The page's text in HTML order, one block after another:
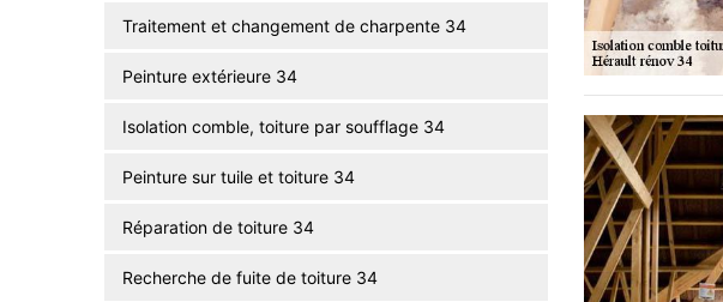
Traitement et changement de charpente 34
Peinture extérieure 34
Isolation comble, toiture par soufflage 34
Peinture sur tuile et toiture 34
Réparation de toiture 34
Recherche de fuite de toiture 34